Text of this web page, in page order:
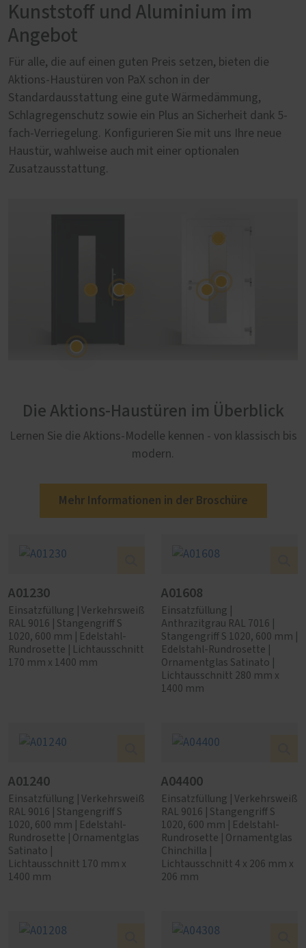
Kunststoff und Aluminium im
Angebot
Für alle, die auf einen guten Preis setzen, bieten die
Aktions-Haustüren von PaX schon in der
Standardausstattung eine gute Wärmedämmung,
Schlagregenschutz sowie ein Plus an Sicherheit dank 5-
fach-Verriegelung. Konfigurieren Sie mit uns Ihre neue
Haustür, wahlweise auch mit einer optionalen
Zusatzausstattung.
Die Aktions-Haustüren im Überblick
Lernen Sie die Aktions-Modelle kennen - von klassisch bis
modern.
Mehr Informationen in der Broschüre
A01230
Einsatzfüllung | Verkehrsweiß
RAL 9016 | Stangengriff S
1020, 600 mm | Edelstahl-
Rundrosette | Lichtausschnitt
170 mm x 1400 mm
A01608
Einsatzfüllung |
Anthrazitgrau RAL 7016 |
Stangengriff S 1020, 600 mm |
Edelstahl-Rundrosette |
Ornamentglas Satinato |
Lichtausschnitt 280 mm x
1400 mm
A01240
Einsatzfüllung | Verkehrsweiß
RAL 9016 | Stangengriff S
1020, 600 mm | Edelstahl-
Rundrosette | Ornamentglas
Satinato |
Lichtausschnitt 170 mm x
1400 mm
A04400
Einsatzfüllung | Verkehrsweiß
RAL 9016 | Stangengriff S
1020, 600 mm | Edelstahl-
Rundrosette | Ornamentglas
Chinchilla |
Lichtausschnitt 4 x 206 mm x
206 mm